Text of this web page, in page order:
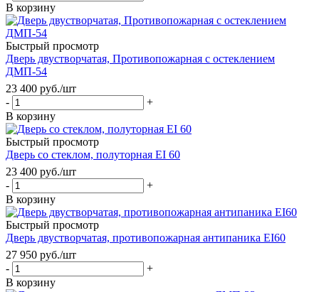
В корзину
Быстрый просмотр
Дверь двустворчатая, Противопожарная с остеклением
ДМП-54
23 400 руб./шт
-
+
В корзину
Быстрый просмотр
Дверь со стеклом, полуторная EI 60
23 400 руб./шт
-
+
В корзину
Быстрый просмотр
Дверь двустворчатая, противопожарная антипаника EI60
27 950 руб./шт
-
+
В корзину